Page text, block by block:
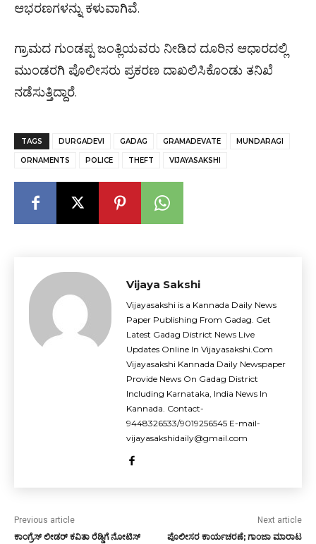
ಆಭರಣಗಳನ್ನು ಕಳುವಾಗಿವೆ.
ಗ್ರಾಮದ ಗುಂಡಪ್ಪ ಜಂತ್ಲಿಯವರು ನೀಡಿದ ದೂರಿನ ಆಧಾರದಲ್ಲಿ
ಮುಂಡರಗಿ ಪೊಲೀಸರು ಪ್ರಕರಣ ದಾಖಲಿಸಿಕೊಂಡು ತನಿಖೆ
ನಡೆಸುತ್ತಿದ್ದಾರೆ.
TAGS DURGADEVI GADAG GRAMADEVATE MUNDARAGI
ORNAMENTS POLICE THEFT VIJAYASAKSHI
Vijaya Sakshi
Vijayasakshi is a Kannada Daily News
Paper Publishing From Gadag. Get
Latest Gadag District News Live
Updates Online In Vijayasakshi.Com
Vijayasakshi Kannada Daily Newspaper
Provide News On Gadag District
Including Karnataka, India News In
Kannada. Contact-
9448326533/9019256545 E-mail-
vijayasakshidaily@gmail.com
Previous article
ಕಾಂಗ್ರೆಸ್ ಲೀಡರ್ ಕವಿತಾ ರೆಡ್ಡಿಗೆ ನೋಟಿಸ್
Next article
ಪೊಲೀಸರ ಕಾರ್ಯಚರಣೆ; ಗಾಂಜಾ ಮಾರಾಟ